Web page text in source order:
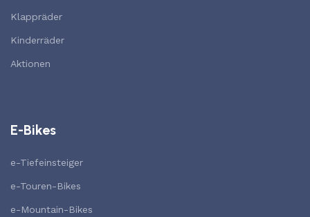
Klappräder
Kinderräder
Aktionen
E-Bikes
e-Tiefeinsteiger
e-Touren-Bikes
e-Mountain-Bikes